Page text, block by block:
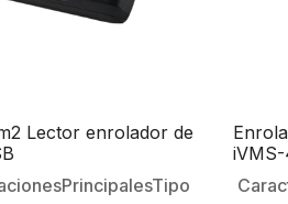
Lector enrolador de
el